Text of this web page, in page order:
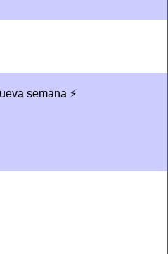
semana ⚡️